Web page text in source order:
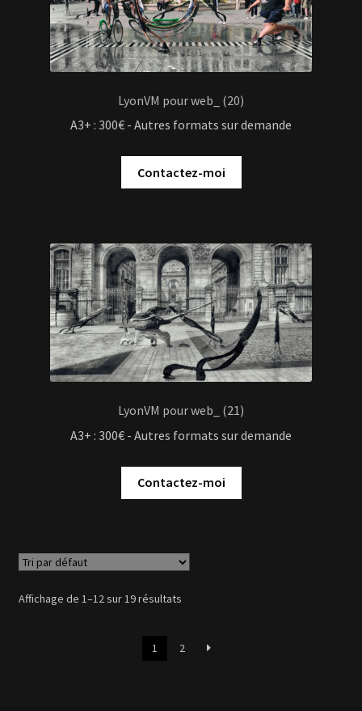
LyonVM pour web_ (20)
A3+ : 300€ - Autres formats sur demande
Contactez-moi
LyonVM pour web_ (21)
A3+ : 300€ - Autres formats sur demande
Contactez-moi
Affichage de 1–12 sur 19 résultats
1 2